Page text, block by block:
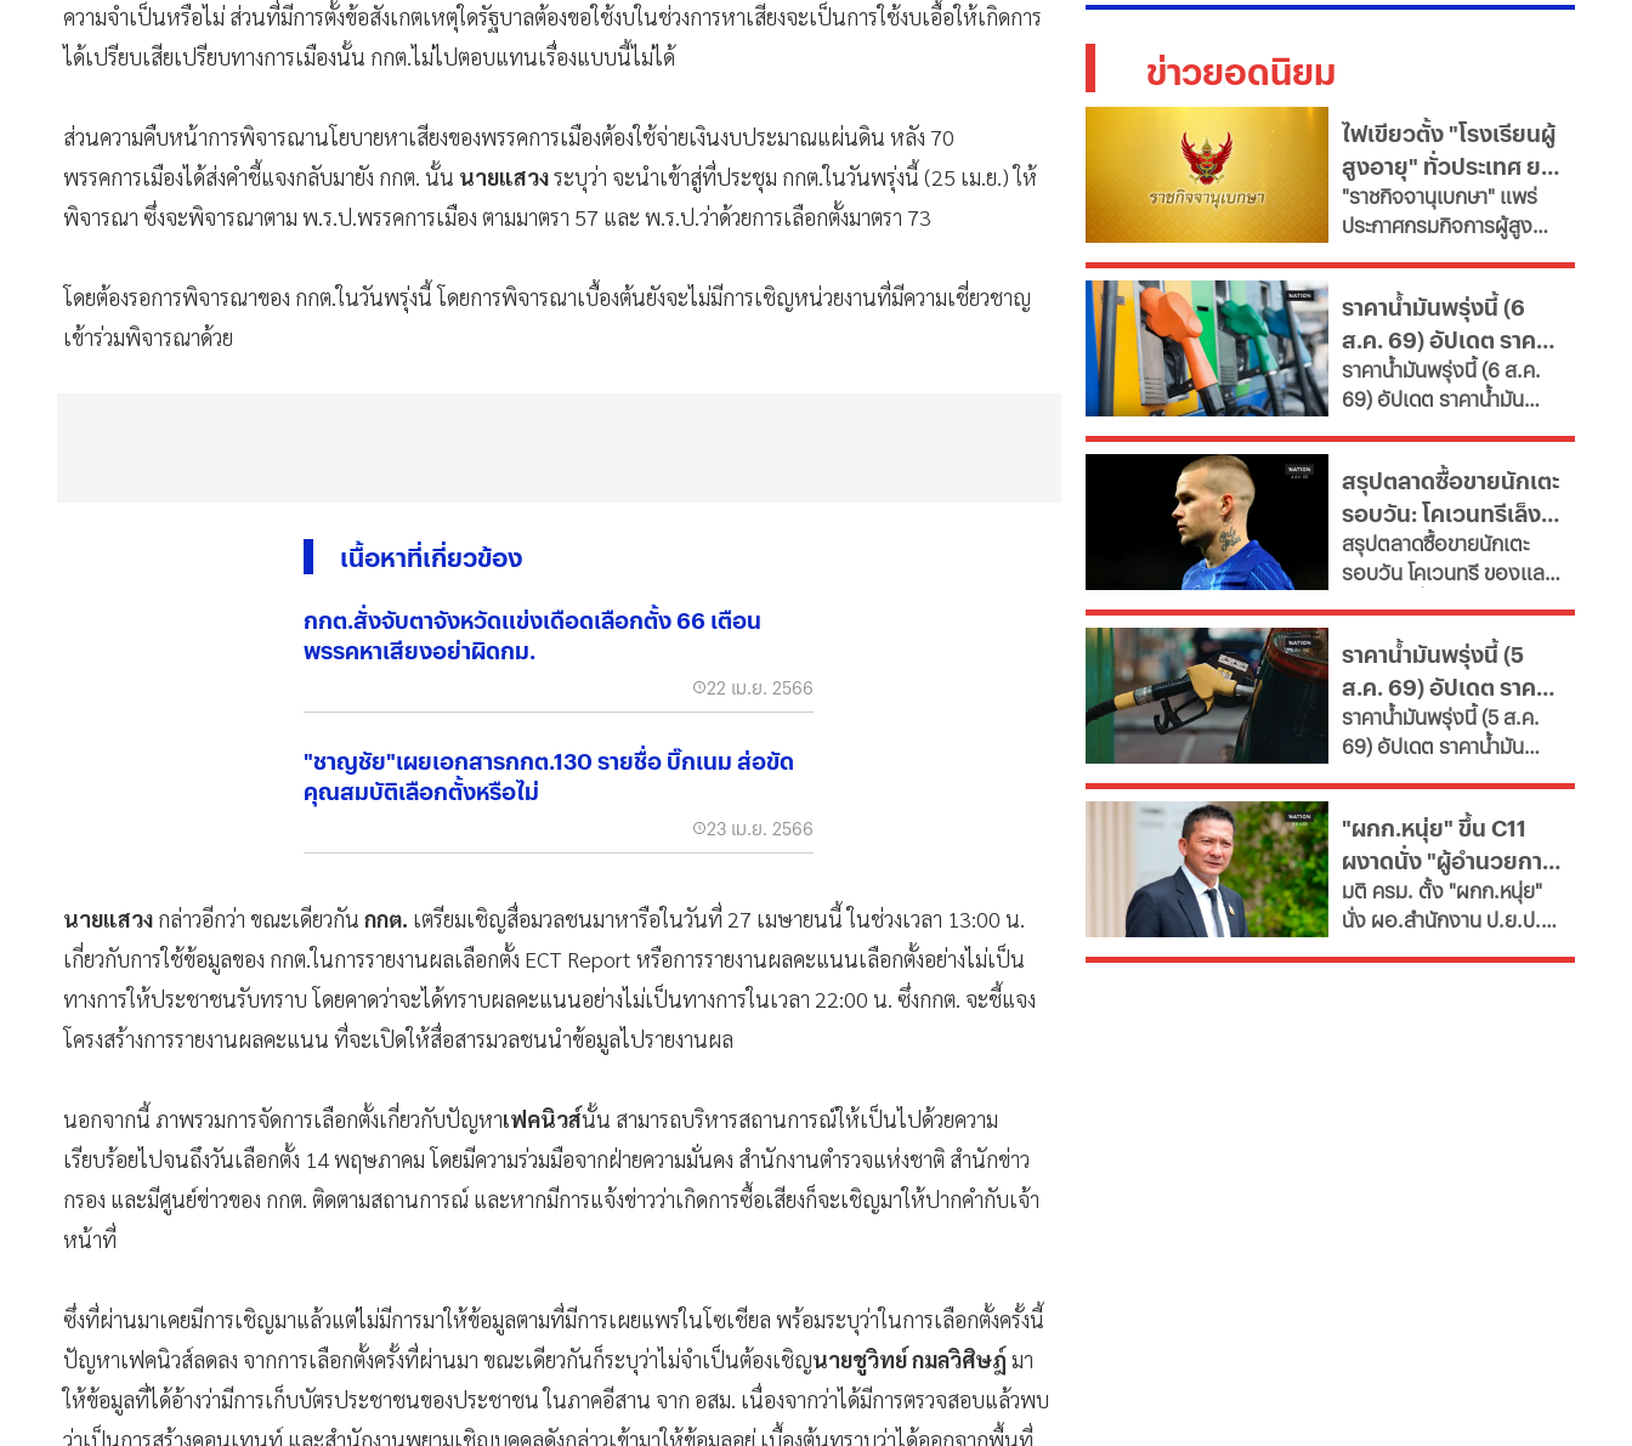
ความจำเป็นหรือไม่ ส่วนที่มีการตั้งข้อสังเกตเหตุใดรัฐบาลต้องขอใช้งบในช่วงการหาเสียงจะเป็นการใช้งบเอื้อให้เกิดการ
ได้เปรียบเสียเปรียบทางการเมืองนั้น กกต.ไม่ไปตอบแทนเรื่องแบบนี้ไม่ได้
ส่วนความคืบหน้าการพิจารณานโยบายหาเสียงของพรรคการเมืองต้องใช้จ่ายเงินงบประมาณแผ่นดิน หลัง 70
พรรคการเมืองได้ส่งคำชี้แจงกลับมายัง กกต. นั้น นายแสวงระบุว่า จะนำเข้าสู่ที่ประชุม กกต.ในวันพรุ่งนี้ (25 เม.ย.) ให้
พิจารณา ซึ่งจะพิจารณาตาม พ.ร.ป.พรรคการเมือง ตามมาตรา 57 และ พ.ร.ป.ว่าด้วยการเลือกตั้งมาตรา 73
โดยต้องรอการพิจารณาของ กกต.ในวันพรุ่งนี้ โดยการพิจารณาเบื้องต้นยังจะไม่มีการเชิญหน่วยงานที่มีความเชี่ยวชาญ
เข้าร่วมพิจารณาด้วย
เนื้อหาที่เกี่ยวข้อง
กกต.สั่งจับตาจังหวัดแข่งเดือดเลือกตั้ง 66 เตือน
พรรคหาเสียงอย่าผิดกม.
22 เม.ย. 2566
"ชาญชัย"เผยเอกสารกกต.130 รายชื่อ บิ๊กเนม ส่อขัด
คุณสมบัติเลือกตั้งหรือไม่
23 เม.ย. 2566
นายแสวง กล่าวอีกว่า ขณะเดียวกัน กกต. เตรียมเชิญสื่อมวลชนมาหารือในวันที่ 27 เมษายนนี้ ในช่วงเวลา 13:00 น.
เกี่ยวกับการใช้ข้อมูลของ กกต.ในการรายงานผลเลือกตั้ง ECT Report หรือการรายงานผลคะแนนเลือกตั้งอย่างไม่เป็น
ทางการให้ประชาชนรับทราบ โดยคาดว่าจะได้ทราบผลคะแนนอย่างไม่เป็นทางการในเวลา 22:00 น. ซึ่งกกต. จะชี้แจง
โครงสร้างการรายงานผลคะแนน ที่จะเปิดให้สื่อสารมวลชนนำข้อมูลไปรายงานผล
นอกจากนี้ ภาพรวมการจัดการเลือกตั้งเกี่ยวกับปัญหาเฟคนิวส์นั้น สามารถบริหารสถานการณ์ให้เป็นไปด้วยความ
เรียบร้อยไปจนถึงวันเลือกตั้ง 14 พฤษภาคม โดยมีความร่วมมือจากฝ่ายความมั่นคง สำนักงานตำรวจแห่งชาติ สำนักข่าว
กรอง และมีศูนย์ข่าวของ กกต. ติดตามสถานการณ์ และหากมีการแจ้งข่าวว่าเกิดการซื้อเสียงก็จะเชิญมาให้ปากคำกับเจ้า
หน้าที่
ซึ่งที่ผ่านมาเคยมีการเชิญมาแล้วแต่ไม่มีการมาให้ข้อมูลตามที่มีการเผยแพร่ในโซเชียล พร้อมระบุว่าในการเลือกตั้งครั้งนี้
ปัญหาเฟคนิวส์ลดลง จากการเลือกตั้งครั้งที่ผ่านมา ขณะเดียวกันก็ระบุว่าไม่จำเป็นต้องเชิญนายชูวิทย์ กมลวิศิษฎ์ มา
ให้ข้อมูลที่ได้อ้างว่ามีการเก็บบัตรประชาชนของประชาชน ในภาคอีสาน จาก อสม. เนื่องจากว่าได้มีการตรวจสอบแล้วพบ
ว่าเป็นการสร้างคอนเทนท์ และสำนักงานพยามเชิญบุคคลดังกล่าวเข้ามาให้ข้อมูลอยู่ เบื้องต้นทราบว่าได้ออกจากพื้นที่
ข่าวยอดนิยม
ไฟเขียวตั้ง "โรงเรียนผู้
สูงอายุ" ทั่วประเทศ ยก
ระดับคุณภาพชีวิต เช็ก
เงื่อนไข
"ราชกิจจานุเบกษา" แพร่
ประกาศกรมกิจการผู้สูง
"โรงเรียนผู้สูงอายุ" มุ่งขับ
เคลื่อนสังคมสูงวัยอย่างมี
คุณค่า หนุนพัฒนา
ศักยภาพ-เรียนรู้ตลอดชีวิต
เผยช่องทางยื่นคำขอทั้ง
กทม.-ต่างจังหวัด พบ
ฝ่าฝืนเกณฑ์เสี่ยงถูกสั่ง
เพิกถอน
ราคาน้ำมันพรุ่งนี้ (6
ส.ค. 69) อัปเดต ราคา
น้ำมันล่าสุด จากปั๊ม
ใหญ่
ราคาน้ำมันพรุ่งนี้ (6 ส.ค.
69) อัปเดต ราคาน้ำมัน
ขนาดใหญ่ มีทั้งราคาน้ำมัน
ดีเซล เบนซิน และ แก๊สโซ
ฮอล์
สรุปตลาดซื้อขายนักเตะ
รอบวัน: โคเวนทรีเล็ง
"มูดริก" สาลิกาปัดปืน
ซื้อ "กิมาไรส์"
สรุปตลาดซื้อขายนักเตะ
รอบวัน โคเวนทรี ของแลม
ด้านสาลิกาดงปัดข้อเสนอ
แรกจาก อาร์เซนอล ในการ
ล่าตัว "กิมาไรส์" ขณะที่ โค
โม่ ปิดดีล "ชาโลบาห์"
ราคาน้ำมันพรุ่งนี้ (5
ส.ค. 69) อัปเดต ราคา
น้ำมันล่าสุด จากปั๊ม
ใหญ่
ราคาน้ำมันพรุ่งนี้ (5 ส.ค.
69) อัปเดต ราคาน้ำมัน
ขนาดใหญ่ มีทั้งราคาน้ำมัน
ดีเซล เบนซิน และ แก๊สโซ
ฮอล์
"ผกก.หนุ่ย" ขึ้น C11
ผงาดนั่ง "ผู้อำนวยการ
ป.ย.ป."
มติ ครม. ตั้ง "ผกก.หนุ่ย"
นั่ง ผอ.สำนักงาน ป.ย.ป.